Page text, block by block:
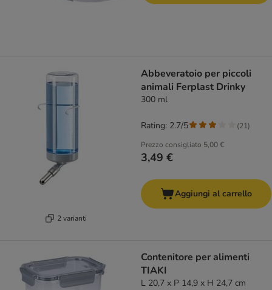
2 varianti
Abbeveratoio per piccoli
animali Ferplast Drinky
300 ml
Prezzo consigliato 5,00 €
3,49 €
Rating: 2.7/5 (21)
Aggiungi al carrello
Contenitore per alimenti
TIAKI
L 20,7 x P 14,9 x H 24,7 cm